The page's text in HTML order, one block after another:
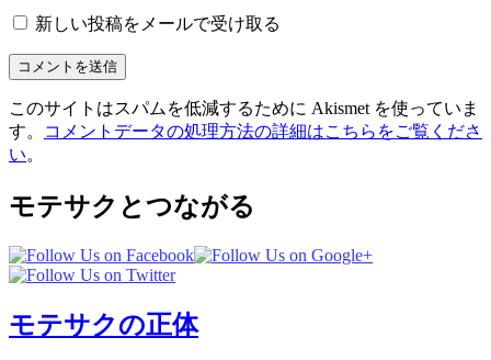
新しい投稿をメールで受け取る
このサイトはスパムを低減するために Akismet を使っていま
す。
コメントデータの処理方法の詳細はこちらをご覧くださ
い。
モテサクとつながる
モテサクの正体